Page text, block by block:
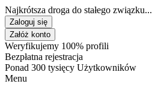
Najkrótsza droga do stałego związku...
Zaloguj się
Załóż konto
Weryfikujemy 100% profili
Bezpłatna rejestracja
Ponad 300 tysięcy Użytkowników
Menu